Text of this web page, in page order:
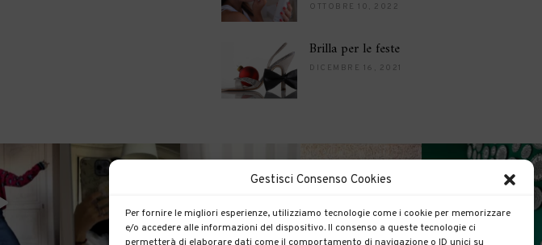
Gestisci Consenso Cookies
Per fornire le migliori esperienze, utilizziamo tecnologie come i cookie per memorizzare
e/o accedere alle informazioni del dispositivo. Il consenso a queste tecnologie ci
OTTOBRE 10, 2022
Brilla per le feste
DICEMBRE 16, 2021